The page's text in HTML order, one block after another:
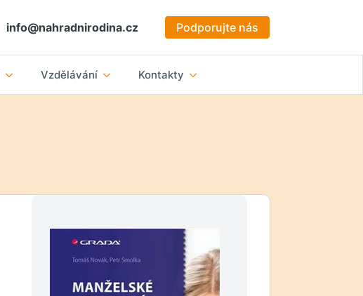
info@nahradnirodina.cz Podporujte nás
Vzdělávání Kontakty